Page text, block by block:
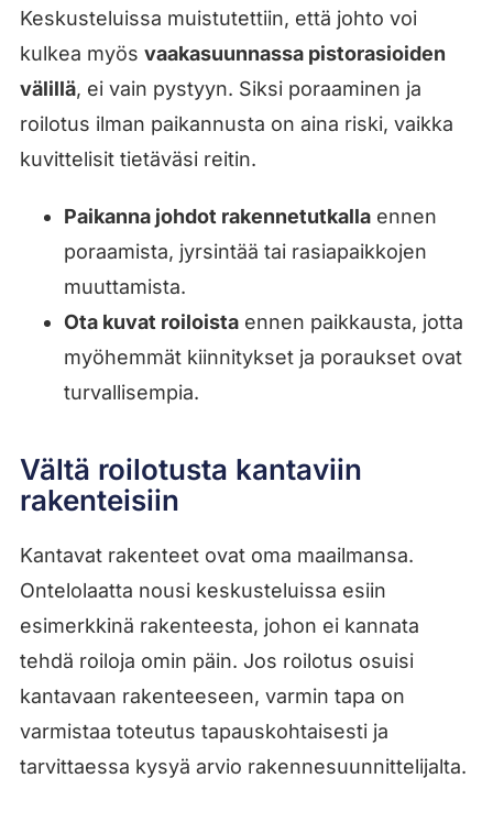
Keskusteluissa muistutettiin, että johto voi
kulkea myös vaakasuunnassa pistorasioiden
välillä, ei vain pystyyn. Siksi poraaminen ja
roilotus ilman paikannusta on aina riski, vaikka
kuvittelisit tietäväsi reitin.
Paikanna johdot rakennetutkallaennen
poraamista, jyrsintää tai rasiapaikkojen
muuttamista.
Ota kuvat roiloistaennen paikkausta, jotta
myöhemmät kiinnitykset ja poraukset ovat
turvallisempia.
Vältä roilotusta kantaviin
rakenteisiin
Kantavat rakenteet ovat oma maailmansa.
Ontelolaatta nousi keskusteluissa esiin
esimerkkinä rakenteesta, johon ei kannata
tehdä roiloja omin päin. Jos roilotus osuisi
kantavaan rakenteeseen, varmin tapa on
varmistaa toteutus tapauskohtaisesti ja
tarvittaessa kysyä arvio rakennesuunnittelijalta.